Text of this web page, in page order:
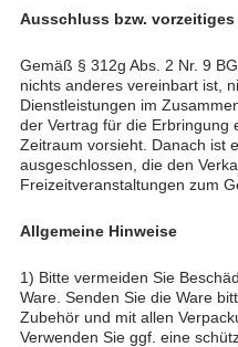
Ausschluss bzw.
Gemäß § 312g Abs. 2 Nr. 9
nichts anderes vereinbart ist,
Dienstleistungen im
der Vertrag für die Erbringung
Zeitraum vorsieht. Danach ist
ausgeschlossen, die den
Freizeitveranstaltungen zum
Allgemeine Hinweise
1) Bitte vermeiden Sie
Ware. Senden Sie die Ware
Zubehör und mit allen
Verwenden Sie ggf. eine